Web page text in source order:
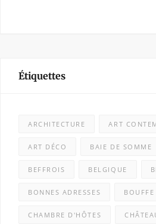
Étiquettes
ARCHITECTURE ART
ART DÉCO BAIE DE SOMME
BEFFROIS BELGIQUE
BONNES ADRESSES BOUFFE
CHAMBRE D'HÔTES